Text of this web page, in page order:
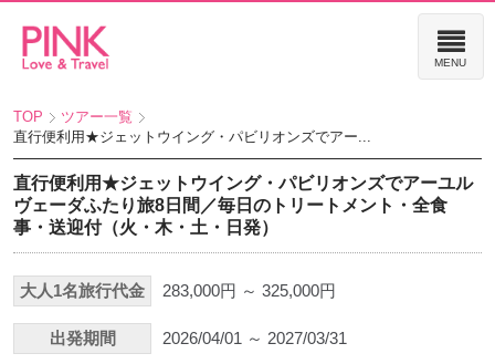
TOP
ツアー一覧
直行便利用★ジェットウイング・パビリオンズでアー...
直行便利用★ジェットウイング・パビリオンズでアーユル
ヴェーダふたり旅8日間／毎日のトリートメント・全食
事・送迎付（火・木・土・日発）
大人1名旅行代金 283,000円 ～ 325,000円
出発期間 2026/04/01 ～ 2027/03/31